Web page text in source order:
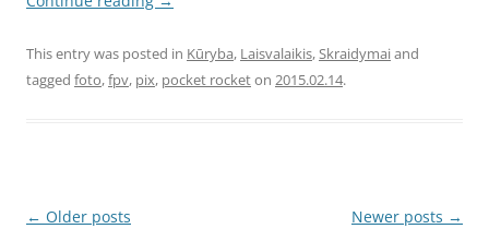
This entry was posted in Kūryba, Laisvalaikis,Skraidymaiand
tagged foto,fpv, pix, pocket rocketon 2015.02.14.
Post
← Older posts Newer posts →